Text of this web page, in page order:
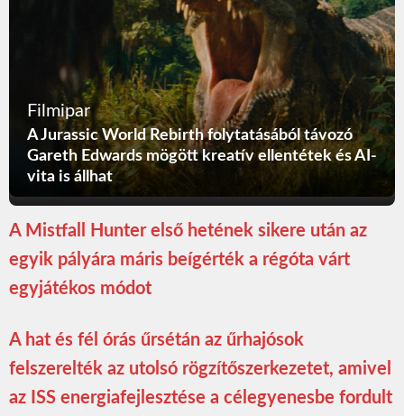
Filmipar
A Jurassic World Rebirth folytatásából távozó
Gareth Edwards mögött kreatív ellentétek és AI-
vita is állhat
A Mistfall Hunter első hetének sikere után az
egyik pályára máris beígérték a régóta várt
egyjátékos módot
A hat és fél órás űrsétán az űrhajósok
felszerelték az utolsó rögzítőszerkezetet, amivel
az ISS energiafejlesztése a célegyenesbe fordult